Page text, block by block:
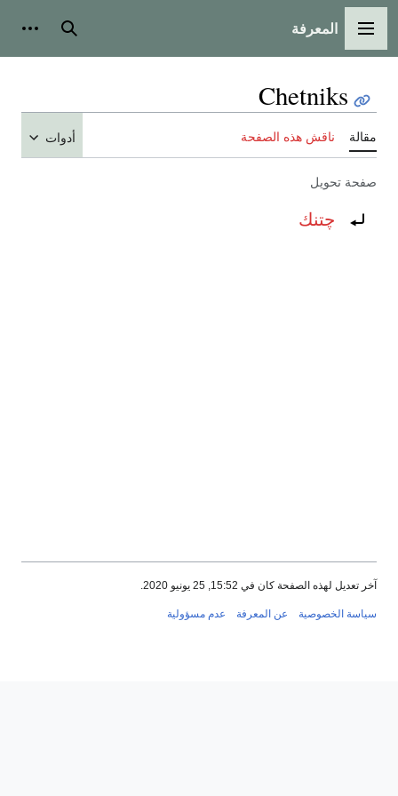
القائمة الرئيسية
المعرفة بحث
Chetniks
مقالة ناقش هذه الصفحة أدوات
صفحة تحويل
تحويل إلى:چتنك
آخر تعديل لهذه الصفحة كان في 15:52, 25 يونيو 2020.
سياسة الخصوصية عن المعرفة عدم مسؤولية